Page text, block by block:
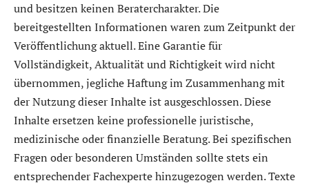
und besitzen keinen Beratercharakter. Die
bereitgestellten Informationen waren zum Zeitpunkt der
Veröffentlichung aktuell. Eine Garantie für
Vollständigkeit, Aktualität und Richtigkeit wird nicht
übernommen, jegliche Haftung im Zusammenhang mit
der Nutzung dieser Inhalte ist ausgeschlossen. Diese
Inhalte ersetzen keine professionelle juristische,
medizinische oder finanzielle Beratung. Bei spezifischen
Fragen oder besonderen Umständen sollte stets ein
entsprechender Fachexperte hinzugezogen werden. Texte